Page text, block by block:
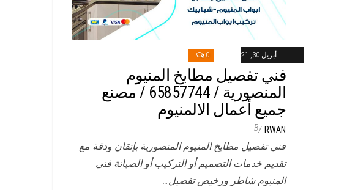
أبريل 30, 2021 0
فني تفصيل مطابخ المنيوم
المنصورية / 65857744 / مصنع
جميع أعمال الالمنيوم
By RWAN
فني تفصيل مطابخ المنيوم المنصورية بإتقان ودقة مع
تقديم خدمات التصميم أو التركيب أو الصيانة فني
المنيوم شاطر ورخيص تفصيل…